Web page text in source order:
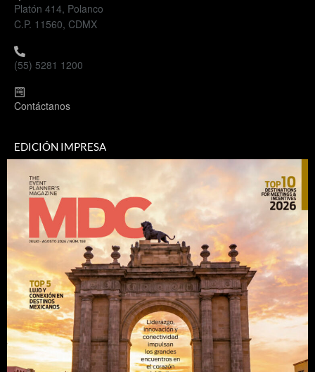
Platón 414, Polanco
C.P. 11560, CDMX
(55) 5281 1200
Contáctanos
EDICIÓN IMPRESA